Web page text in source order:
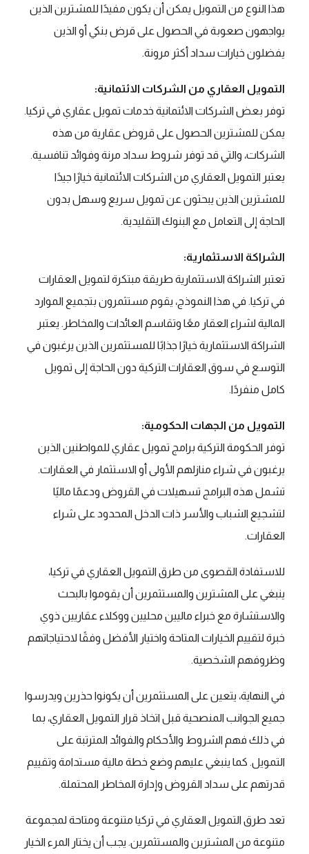
هذا النوع من التمويل يمكن أن يكون مفيدًا للمشترين الذين
يواجهون صعوبة في الحصول على قرض بنكي أو الذين
يفضلون خيارات سداد أكثر مرونة.
التمويل العقاري من الشركات الائتمانية:
توفر بعض الشركات الائتمانية خدمات تمويل عقاري في تركيا.
يمكن للمشترين الحصول على قروض عقارية من هذه
الشركات، والتي قد توفر شروط سداد مرنة وفوائد تنافسية.
يعتبر التمويل العقاري من الشركات الائتمانية خيارًا جيدًا
للمشترين الذين يبحثون عن تمويل سريع وسهل بدون
الحاجة إلى التعامل مع البنوك التقليدية.
الشراكة الاستثمارية:
تعتبر الشراكة الاستثمارية طريقة مبتكرة لتمويل العقارات
في تركيا. في هذا النموذج، يقوم مستثمرون بتجميع الموارد
المالية لشراء العقار معًا وتقاسم العائدات والمخاطر. يعتبر
الشراكة الاستثمارية خيارًا جذابًا للمستثمرين الذين يرغبون في
التوسع في سوق العقارات التركية دون الحاجة إلى تمويل
كامل منفردًا.
التمويل من الجهات الحكومية:
توفر الحكومة التركية برامج تمويل عقاري للمواطنين الذين
يرغبون في شراء منازلهم الأولى أو الاستثمار في العقارات.
تشمل هذه البرامج تسهيلات في القروض ودعمًا ماليًا
لتشجيع الشباب والأسر ذات الدخل المحدود على شراء
العقارات.
للاستفادة القصوى من طرق التمويل العقاري في تركيا،
ينبغي على المشترين والمستثمرين أن يقوموا بالبحث
والاستشارة مع خبراء ماليين محليين ووكلاء عقاريين ذوي
خبرة لتقييم الخيارات المتاحة واختيار الأفضل وفقًا لاحتياجاتهم
وظروفهم الشخصية.
في النهاية، يتعين على المستثمرين أن يكونوا حذرين ويدرسوا
جميع الجوانب المنصحية قبل اتخاذ قرار التمويل العقاري، بما
في ذلك فهم الشروط والأحكام والفوائد المترتبة على
التمويل. كما ينبغي عليهم وضع خطة مالية مستدامة وتقييم
قدرتهم على سداد القروض وإدارة المخاطر المحتملة.
تعد طرق التمويل العقاري في تركيا متنوعة ومتاحة لمجموعة
متنوعة من المشترين والمستثمرين. يجب أن يختار المرء الخيار